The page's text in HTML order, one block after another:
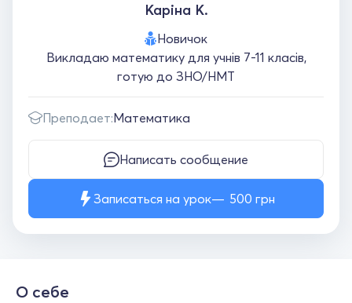
Каріна К.
Новичок
Викладаю математику для учнів 7-11 класів,
готую до ЗНО/НМТ
Преподает:Математика
Написать сообщение
Записаться на урок 500 грн
О себе